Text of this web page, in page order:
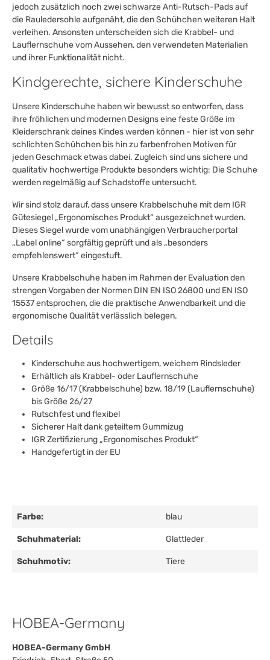
jedoch zusätzlich noch zwei schwarze Anti-Rutsch-Pads auf
die Rauledersohle aufgenäht, die den Schühchen weiteren Halt
verleihen. Ansonsten unterscheiden sich die Krabbel- und
Lauflernschuhe vom Aussehen, den verwendeten Materialien
und ihrer Funktionalität nicht.
Kindgerechte, sichere Kinderschuhe
Unsere Kinderschuhe haben wir bewusst so entworfen, dass
ihre fröhlichen und modernen Designs eine feste Größe im
Kleiderschrank deines Kindes werden können - hier ist von sehr
schlichten Schühchen bis hin zu farbenfrohen Motiven für
jeden Geschmack etwas dabei. Zugleich sind uns sichere und
qualitativ hochwertige Produkte besonders wichtig: Die Schuhe
werden regelmäßig auf Schadstoffe untersucht.
Wir sind stolz darauf, dass unsere Krabbelschuhe mit dem IGR
Gütesiegel „Ergonomisches Produkt“ ausgezeichnet wurden.
Dieses Siegel wurde vom unabhängigen Verbraucherportal
„Label online“ sorgfältig geprüft und als „besonders
empfehlenswert“ eingestuft.
Unsere Krabbelschuhe haben im Rahmen der Evaluation den
strengen Vorgaben der Normen DIN EN ISO 26800 und EN ISO
15537 entsprochen, die die praktische Anwendbarkeit und die
ergonomische Qualität verlässlich belegen.
Details
Kinderschuhe aus hochwertigem, weichem Rindsleder
Erhältlich als Krabbel- oder Lauflernschuhe
Größe 16/17 (Krabbelschuhe) bzw. 18/19 (Lauflernschuhe)
bis Größe 26/27
Rutschfest und flexibel
Sicherer Halt dank geteiltem Gummizug
IGR Zertifizierung „Ergonomisches Produkt“
Handgefertigt in der EU
Farbe: blau
Schuhmaterial: Glattleder
Schuhmotiv: Tiere
HOBEA-Germany
HOBEA-Germany GmbH